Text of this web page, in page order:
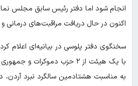
انجام شود اما دفتر رئیس سابق مجلس
اکنون در حال دریافت مراقبت‌های درمانی
سخنگوی دفتر پلوسی در بیانیه‌ای اعلام
با یک هیئت از ۲ حزب دموکرات و
به مناسبت هشتادمین سالگرد نبرد